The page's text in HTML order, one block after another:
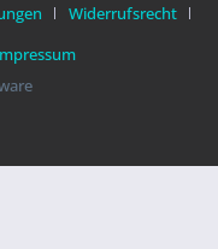
Widerrufsrecht